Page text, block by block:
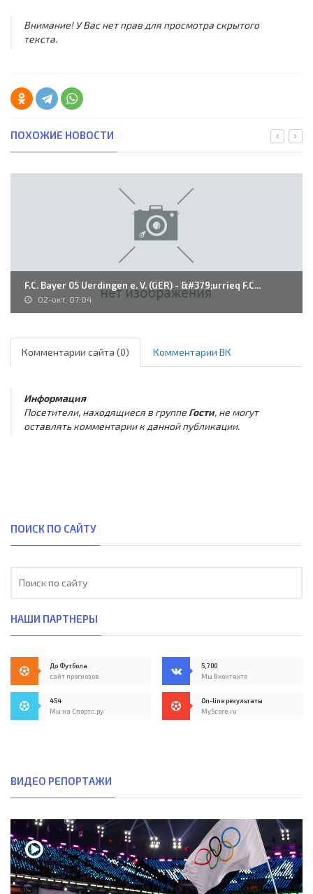
Внимание! У Вас нет прав для просмотра скрытого
текста.
ПОХОЖИЕ НОВОСТИ
F.C. Bayer 05 Uerdingen e. V. (GER) - &#379;urrieq F.C...
02-окт, 07:04
Комментарии сайта (0) Комментарии ВК
Информация
Посетители, находящиеся в группе Гости, не могут
оставлять комментарии к данной публикации.
ПОИСК ПО САЙТУ
НАШИ ПАРТНЕРЫ
До Футбола
сайт прогнозов
5,700
Мы Вконтакте
454
Мы на Спортс.ру
On-line результаты
MyScore.ru
ВИДЕО РЕПОРТАЖИ